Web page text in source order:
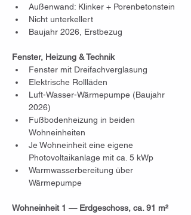
Außenwand: Klinker + Porenbetonstein
Nicht unterkellert
Baujahr 2026, Erstbezug
Fenster, Heizung & Technik
Fenster mit Dreifachverglasung
Elektrische Rollläden
Luft-Wasser-Wärmepumpe (Baujahr
2026)
Fußbodenheizung in beiden
Wohneinheiten
Je Wohneinheit eine eigene
Photovoltaikanlage mit ca. 5 kWp
Warmwasserbereitung über
Wärmepumpe
Wohneinheit 1 — Erdgeschoss, ca. 91 m²